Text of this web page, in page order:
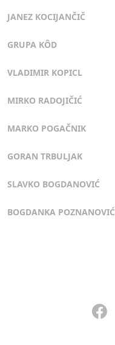
JANEZ KOCIJANČIČ
GRUPA KÔD
VLADIMIR KOPICL
MIRKO RADOJIČIĆ
MARKO POGAČNIK
GORAN TRBULJAK
SLAVKO BOGDANOVIĆ
BOGDANKA POZNANOVIĆ